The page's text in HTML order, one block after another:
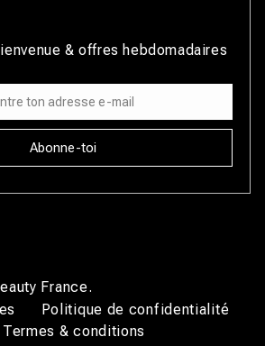
& offres hebdomadaires
Abonne-toi
France.
Politique de confidentialité
Termes & conditions